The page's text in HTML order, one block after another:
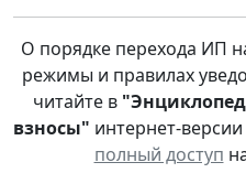
О порядке перехода ИП
режимы и правилах
читайте в
взносы" интернет-
полный доступ